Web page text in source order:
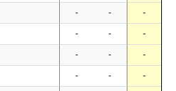
- - -
- - -
- - -
- - -